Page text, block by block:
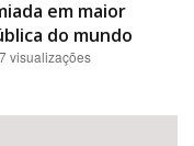
em maior
do mundo
visualizações